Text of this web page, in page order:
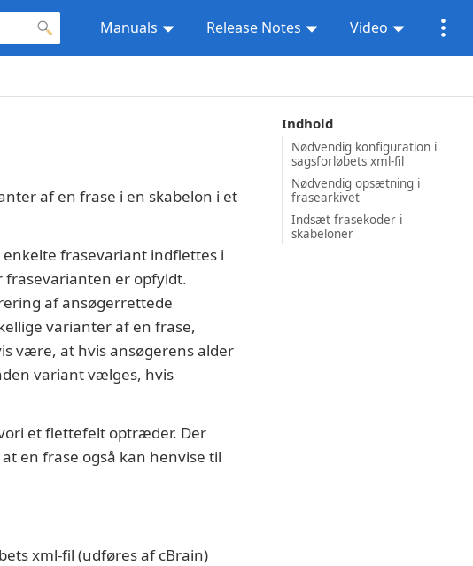
Manuals Release Notes Video
Indhold
Nødvendig konfiguration i
sagsforløbets xml-fil
Nødvendig opsætning i
frasearkivet
Indsæt frasekoder i
skabeloner
af en frase i en skabelon i et
frasevariant indflettes i
frasevarianten er opfyldt.
af ansøgerrettede
varianter af en frase,
være, at hvis ansøgerens alder
variant vælges, hvis
et flettefelt optræder. Der
en frase også kan henvise til
xml-fil (udføres af cBrain)